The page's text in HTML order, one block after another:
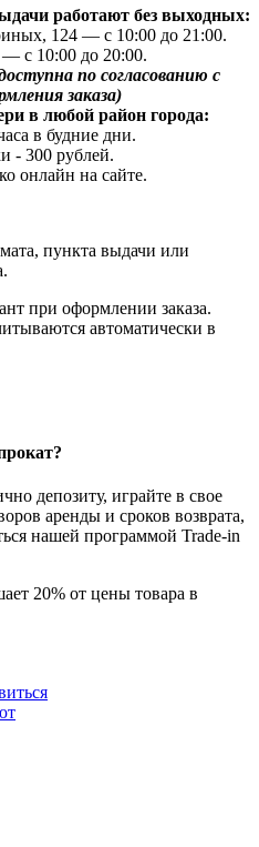
работают без выходных:
124 — с 10:00 до 21:00.
с 10:00 до 20:00.
по согласованию с
заказа)
в любой район города:
в будние дни.
- 300 рублей.
онлайн на сайте.
пункта выдачи или
при оформлении заказа.
автоматически в
депозиту, играйте в свое
аренды и сроков возврата,
нашей программой Trade-in
20% от цены товара в